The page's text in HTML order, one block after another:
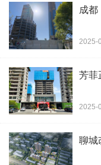
成都
2025-
芳菲
2025-
聊城